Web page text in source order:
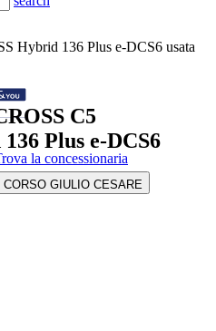
la concessionaria
Hybrid 136 Plus e-DCS6 usata
C5
Plus e-DCS6
GIULIO CESARE